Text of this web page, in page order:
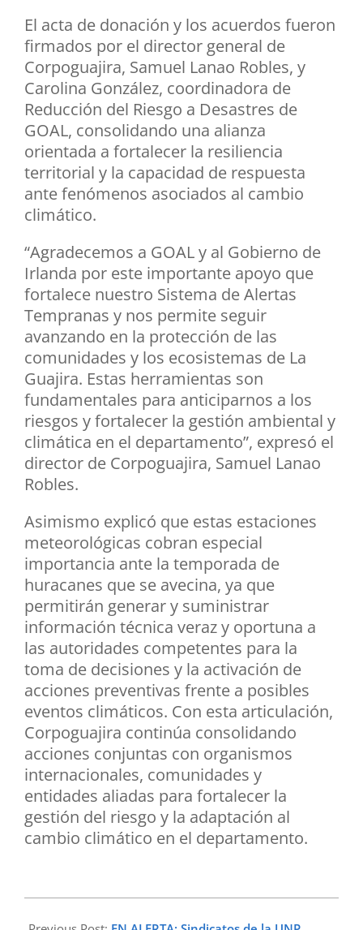
El acta de donación y los acuerdos fueron
firmados por el director general de
Corpoguajira, Samuel Lanao Robles, y
Carolina González, coordinadora de
Reducción del Riesgo a Desastres de
GOAL, consolidando una alianza
orientada a fortalecer la resiliencia
territorial y la capacidad de respuesta
ante fenómenos asociados al cambio
climático.
“Agradecemos a GOAL y al Gobierno de
Irlanda por este importante apoyo que
fortalece nuestro Sistema de Alertas
Tempranas y nos permite seguir
avanzando en la protección de las
comunidades y los ecosistemas de La
Guajira. Estas herramientas son
fundamentales para anticiparnos a los
riesgos y fortalecer la gestión ambiental y
climática en el departamento”, expresó el
director de Corpoguajira, Samuel Lanao
Robles.
Asimismo explicó que estas estaciones
meteorológicas cobran especial
importancia ante la temporada de
huracanes que se avecina, ya que
permitirán generar y suministrar
información técnica veraz y oportuna a
las autoridades competentes para la
toma de decisiones y la activación de
acciones preventivas frente a posibles
eventos climáticos. Con esta articulación,
Corpoguajira continúa consolidando
acciones conjuntas con organismos
internacionales, comunidades y
entidades aliadas para fortalecer la
gestión del riesgo y la adaptación al
cambio climático en el departamento.